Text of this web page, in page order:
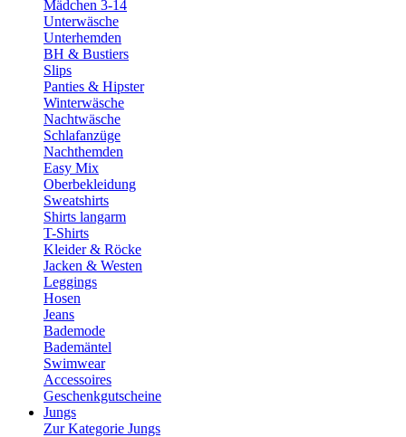
Mädchen 3-14
Unterwäsche
Unterhemden
BH & Bustiers
Slips
Panties & Hipster
Winterwäsche
Nachtwäsche
Schlafanzüge
Nachthemden
Easy Mix
Oberbekleidung
Sweatshirts
Shirts langarm
T-Shirts
Kleider & Röcke
Jacken & Westen
Leggings
Hosen
Jeans
Bademode
Bademäntel
Swimwear
Accessoires
Geschenkgutscheine
Jungs
Zur Kategorie Jungs